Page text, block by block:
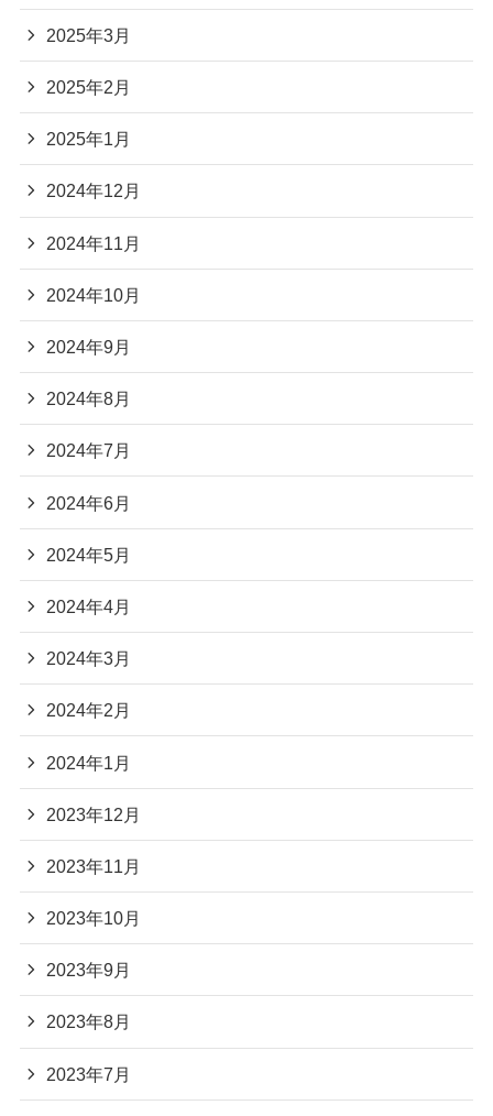
2025年3月
2025年2月
2025年1月
2024年12月
2024年11月
2024年10月
2024年9月
2024年8月
2024年7月
2024年6月
2024年5月
2024年4月
2024年3月
2024年2月
2024年1月
2023年12月
2023年11月
2023年10月
2023年9月
2023年8月
2023年7月